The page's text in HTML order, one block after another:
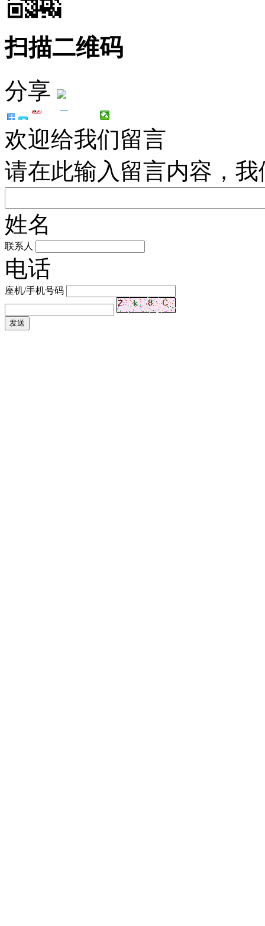
扫描二维码
分享
欢迎给我们留言
请在此输入留言内容，
姓名
联系人
电话
座机/手机号码